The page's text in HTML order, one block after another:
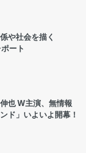
係や社会を描く
ート
也 W主演、無情報
ド」いよいよ開幕！